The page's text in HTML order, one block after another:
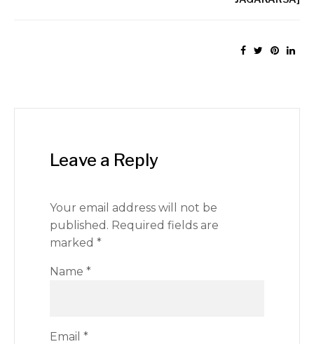
Leave a Reply
Your email address will not be
published. Required fields are
marked *
Name *
Email *